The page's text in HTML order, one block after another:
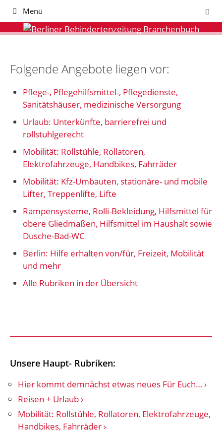
Zum
springen
Menü
Folgende Angebote liegen vor:
Pflege-, Pflegehilfsmittel-, Pflegedienste,
Sanitätshäuser, medizinische Versorgung
Urlaub: Unterkünfte, barrierefrei und
rollstuhlgerecht
Mobilität: Rollstühle, Rollatoren,
Elektrofahrzeuge, Handbikes, Fahrräder
Mobilität: Kfz-Umbauten, stationäre- und mobile
Lifter, Treppenlifte, Lifte
Rampensysteme, Rolli-Bekleidung, Hilfsmittel für
obere Gliedmaßen, Hilfsmittel im Haushalt sowie
Dusche-Bad-WC
Berlin: Hilfe erhalten von/für, Freizeit, Mobilität
und mehr
Alle Rubriken in der Übersicht
Unsere Haupt- Rubriken:
Hier kommt demnächst etwas neues Für Euch…
Reisen + Urlaub
Mobilität: Rollstühle, Rollatoren, Elektrofahrzeuge,
Handbikes, Fahrräder